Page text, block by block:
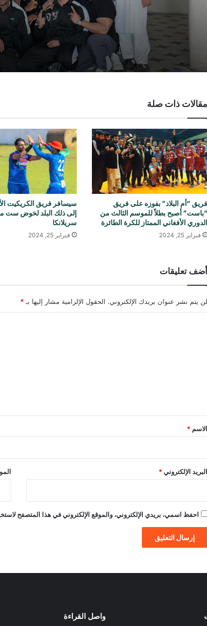
مقالات ذات صلة
فريق “أم البلاد” بفوزه على فريق
“باست” أصبح بطلاً للموسم الثالث من
الدوري الأفغاني الممتاز للكرة الطائرة
فبراير 25, 2024
سيسافر فريق الكريكيت
إلى ذلك البلد لخوض ست
سريلانكا
فبراير 25, 2024
أضف تعليقات
لن يتم نشر عنوان بريدك الإلكتروني. الحقول الإلزامية مشار إليها بـ *
*
الاسم *
البريد الإلكتروني *
احفظ اسمي، بريدي الإلكتروني، والموقع الإلكتروني في هذا المتصفح
واصل القراءة